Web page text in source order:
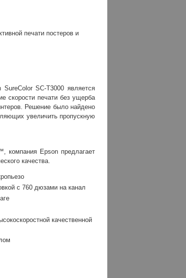
печати постеров и
SC-T3000 является
скорости печати без ущерба
Решение было найдено
увеличить пропускную
компания Epson предлагает
качества.
с 760 дюзами на канал
качественной